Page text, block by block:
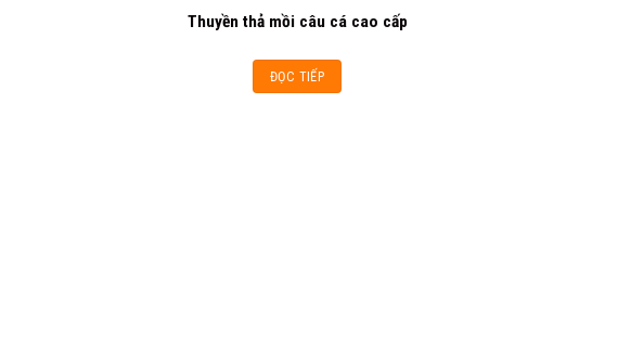
Thuyền thả mồi câu cá cao cấp
ĐỌC TIẾP